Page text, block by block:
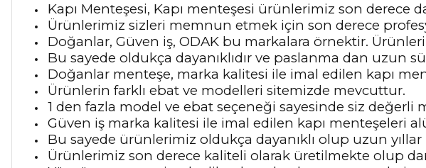
Kapı Menteşesi, Kapı menteşesi ürünlerimiz son derece
Ürünlerimiz sizleri memnun etmek için son derece
Doğanlar, Güven iş, ODAK bu markalara örnektir.
Bu sayede oldukça dayanıklıdır ve paslanma dan uzun
Doğanlar menteşe, marka kalitesi ile imal edilen kapı
Ürünlerin farklı ebat ve modelleri sitemizde mevcuttur.
1 den fazla model ve ebat seçeneği sayesinde siz değerli
Güven iş marka kalitesi ile imal edilen kapı menteşeleri
Bu sayede ürünlerimiz oldukça dayanıklı olup uzun
Ürünlerimiz son derece kaliteli olarak üretilmekte olup